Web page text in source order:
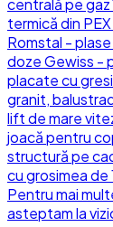
centrală pe
termică din
Romstal -
doze Gewiss -
placate cu
granit,
lift de mare
joacă pentru
structură pe
cu grosimea de
Pentru mai
asteptam la